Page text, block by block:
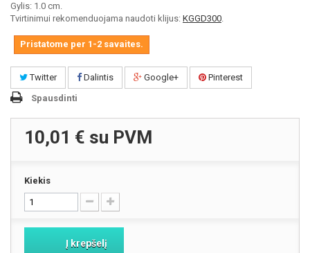
Gylis: 1.0 cm.
Tvirtinimui rekomenduojama naudoti klijus: KGGD300.
Pristatome per 1-2 savaites.
Twitter Dalintis Google+
Pinterest
Spausdinti
10,01 € su PVM
Kiekis
Į krepšelį